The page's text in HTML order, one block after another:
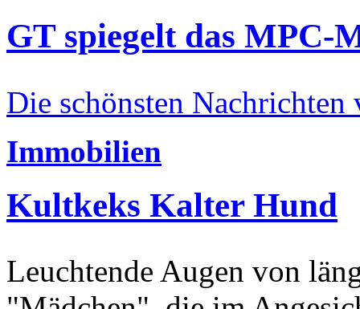
GT spiegelt das MPC-
Die schönsten Nachrichten
Immobilien
Kultkeks Kalter Hund
Leuchtende Augen von